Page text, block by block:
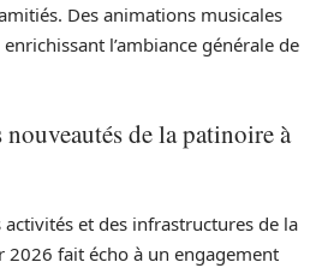
Des animations musicales
l’ambiance générale de
de la patinoire à
et des infrastructures de la
2026 fait écho à un engagement